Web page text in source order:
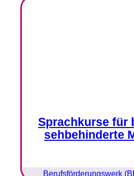
Sprachkurse für
sehbehinderte
Berufsförderungswerk